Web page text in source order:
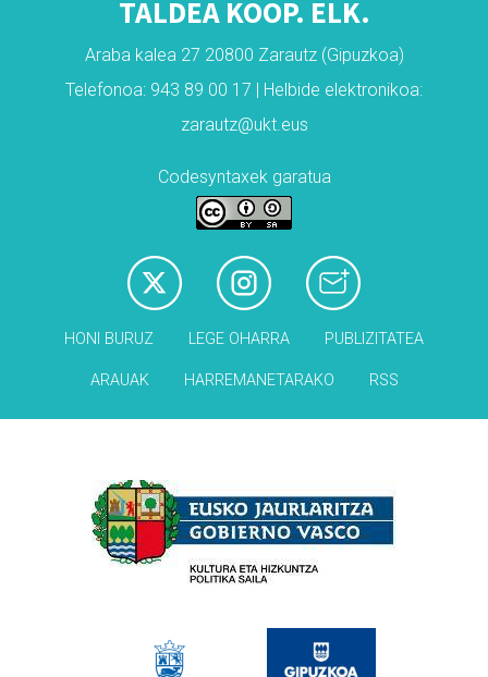
TALDEA KOOP. ELK.
Araba kalea 27 20800 Zarautz (Gipuzkoa)
Telefonoa: 943 89 00 17 | Helbide elektronikoa:
zarautz@ukt.eus
Codesyntaxek garatua
HONI BURUZ LEGE OHARRA PUBLIZITATEA
ARAUAK HARREMANETARAKO RSS